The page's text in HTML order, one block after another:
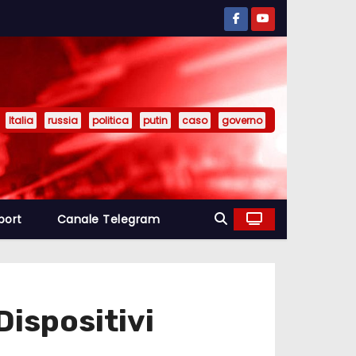
Italia russia politica putin caso governo
Canale Telegram